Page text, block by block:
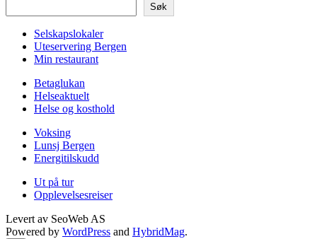
Søk
Selskapslokaler
Uteservering Bergen
Min restaurant
Betaglukan
Helseaktuelt
Helse og kosthold
Voksing
Lunsj Bergen
Energitilskudd
Ut på tur
Opplevelsesreiser
Levert av SeoWeb AS
Powered by WordPress and HybridMag.